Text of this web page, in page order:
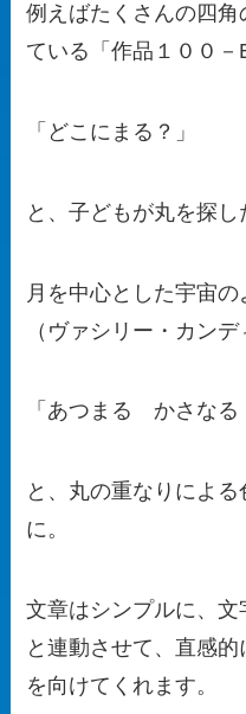
例えばたくさんの四
ている「作品１００－
「どこにまる？」
と、子どもが丸を探し
月を中心とした宇宙の
（ヴァシリー・カン
「あつまる かさな
と、丸の重なりによ
に。
文章はシンプルに、
と連動させて、直感
を向けてくれます。